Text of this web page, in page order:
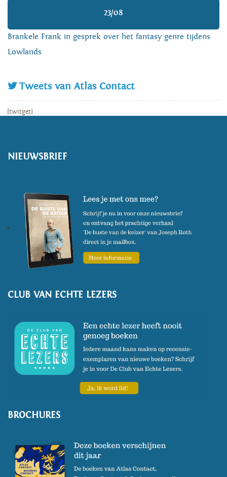
23/08
Brankele Frank in gesprek over het fantasy genre tijdens
Lowlands
Tweets van Atlas Contact
[twitget]
NIEUWSBRIEF
CLUB VAN ECHTE LEZERS
BROCHURES